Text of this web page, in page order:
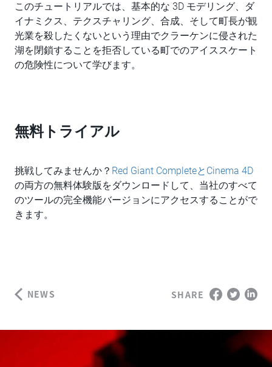
このチュートリアルでは、基本的な 3D モデリング、ダ
イナミクス、テクスチャリング、合成、そして町長が観
光業を殺したくないという理由でクラーケンに侵された
湖を閉鎖することを拒否している町でのアイススケート
の危険性について学びます。
無料トライアル
挑戦してみませんか？ Red Giant CompleteとCinema 4D
の両方の無料体験版をダウンロードして、当社のすべて
のツールの完全機能バージョンにアクセスすることがで
きます。
NEWS SHARE